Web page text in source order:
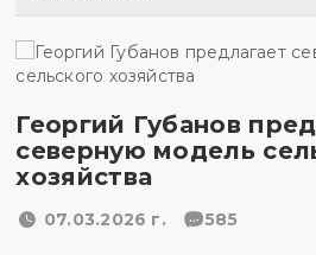
Георгий Губанов
северную модель
хозяйства
07.03.2026 г. 585